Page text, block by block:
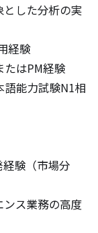
した分析の実
経験
たはPM経験
語能力試験N1相
験（市場分
ス業務の高度